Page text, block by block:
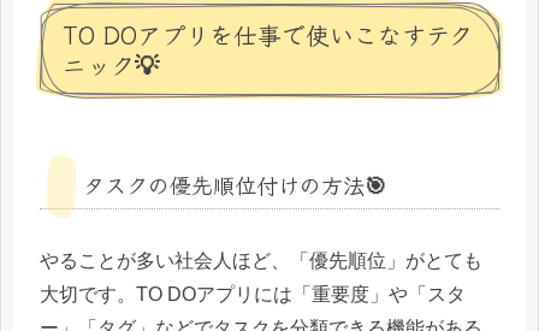
TO DOアプリを仕事で使いこなすテク
ニック💡
タスクの優先順位付けの方法🎯
やることが多い社会人ほど、「優先順位」がとても
大切です。TO DOアプリには「重要度」や「スタ